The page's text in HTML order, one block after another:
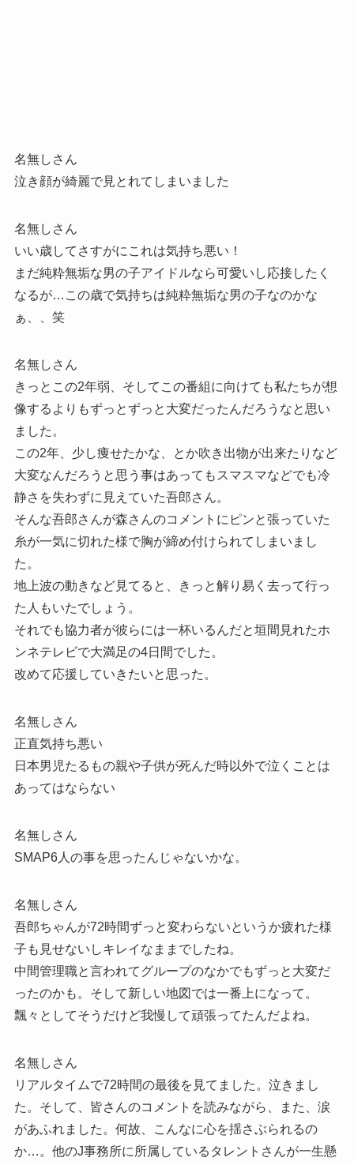
名無しさん
泣き顔が綺麗で見とれてしまいました
名無しさん
いい歳してさすがにこれは気持ち悪い！
まだ純粋無垢な男の子アイドルなら可愛いし応接したく
なるが…この歳で気持ちは純粋無垢な男の子なのかな
ぁ、、笑
名無しさん
きっとこの2年弱、そしてこの番組に向けても私たちが想
像するよりもずっとずっと大変だったんだろうなと思い
ました。
この2年、少し痩せたかな、とか吹き出物が出来たりなど
大変なんだろうと思う事はあってもスマスマなどでも冷
静さを失わずに見えていた吾郎さん。
そんな吾郎さんが森さんのコメントにピンと張っていた
糸が一気に切れた様で胸が締め付けられてしまいまし
た。
地上波の動きなど見てると、きっと解り易く去って行っ
た人もいたでしょう。
それでも協力者が彼らには一杯いるんだと垣間見れたホ
ンネテレビで大満足の4日間でした。
改めて応援していきたいと思った。
名無しさん
正直気持ち悪い
日本男児たるもの親や子供が死んだ時以外で泣くことは
あってはならない
名無しさん
SMAP6人の事を思ったんじゃないかな。
名無しさん
吾郎ちゃんが72時間ずっと変わらないというか疲れた様
子も見せないしキレイなままでしたね。
中間管理職と言われてグループのなかでもずっと大変だ
ったのかも。そして新しい地図では一番上になって。
飄々としてそうだけど我慢して頑張ってたんだよね。
名無しさん
リアルタイムで72時間の最後を見てました。泣きまし
た。そして、皆さんのコメントを読みながら、また、涙
があふれました。何故、こんなに心を揺さぶられるの
か…。他のJ事務所に所属しているタレントさんが一生懸